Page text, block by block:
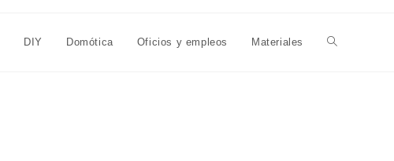
DIY Domótica Oficios y empleos Materiales Alternar